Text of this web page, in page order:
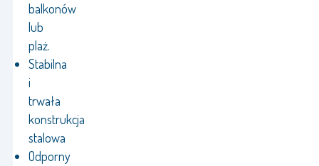
balkonów
lub
plaż.
Stabilna
i
trwała
konstrukcja
stalowa
Odporny